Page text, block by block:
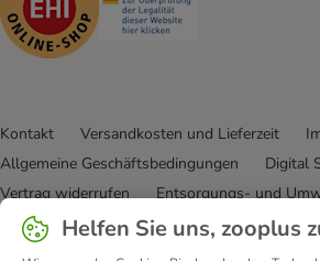
Kontakt Versandkosten und Lieferzeit
Allgemeine Geschäftsbedingungen
Digital
Vertrag widerrufen
Entsorgungs- und
Zahlungsarten
Über uns
Corporate Website
Datenschutz
Helfen Sie uns, zooplus